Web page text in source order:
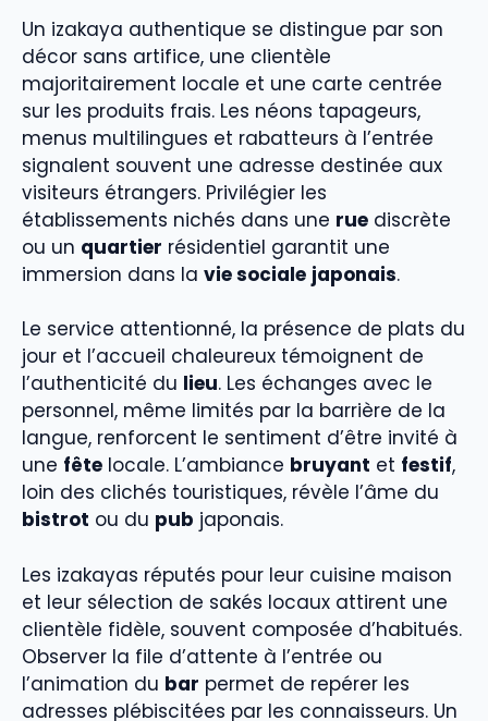
Un izakaya authentique se distingue par son
décor sans artifice, une clientèle
majoritairement locale et une carte centrée
sur les produits frais. Les néons tapageurs,
menus multilingues et rabatteurs à l’entrée
signalent souvent une adresse destinée aux
visiteurs étrangers. Privilégier les
établissements nichés dans une rue discrète
ou un quartier résidentiel garantit une
immersion dans la vie sociale japonais.
Le service attentionné, la présence de plats du
jour et l’accueil chaleureux témoignent de
l’authenticité du lieu. Les échanges avec le
personnel, même limités par la barrière de la
langue, renforcent le sentiment d’être invité à
une fête locale. L’ambiance bruyant et festif,
loin des clichés touristiques, révèle l’âme du
bistrot ou du pub japonais.
Les izakayas réputés pour leur cuisine maison
et leur sélection de sakés locaux attirent une
clientèle fidèle, souvent composée d’habitués.
Observer la file d’attente à l’entrée ou
l’animation du bar permet de repérer les
adresses plébiscitées par les connaisseurs. Un